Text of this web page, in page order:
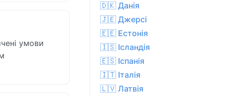
умови
🇩🇰 Данія
🇯🇪 Джерсі
🇪🇪 Естонія
🇮🇸 Ісландія
🇪🇸 Іспанія
🇮🇹 Італія
🇱🇻 Латвія